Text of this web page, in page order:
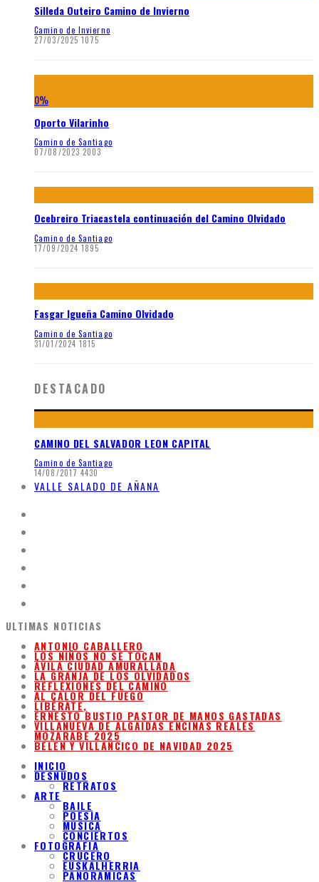
Silleda Outeiro Camino de Invierno
Camino de Invierno
27/03/2025 1075
0%
Oporto Vilarinho
Camino de Santiago
07/08/2023 2003
Ocebreiro Triacastela continuación del Camino Olvidado
Camino de Santiago
17/09/2024 1895
Fasgar Igueña Camino Olvidado
Camino de Santiago
31/01/2024 1815
DESTACADO
CAMINO DEL SALVADOR LEON CAPITAL
Camino de Santiago
14/08/2017 4430
VALLE SALADO DE AÑANA
ULTIMAS NOTICIAS
ANTONIO CABALLERO
LOS NIÑOS NO SE TOCAN
ÁVILA CIUDAD AMURALLADA
LA GRANJA DE LOS OLVIDADOS
REFLEXIONES DEL CAMINO
AL CALOR DEL FUEGO
LIBÉRATE,
ERNESTO BUSTIO PASTOR DE MANOS GASTADAS
VILLANUEVA DE ALGAIDAS ENCINAS REALES
MOZARABE 2025
BELEN Y VILLANCICO DE NAVIDAD 2025
INICIO
DESNUDOS
RETRATOS
ARTE
BAILE
POESIA
MUSICA
CONCIERTOS
FOTOGRAFIA
CRUCERO
EUSKALHERRIA
PANORAMICAS